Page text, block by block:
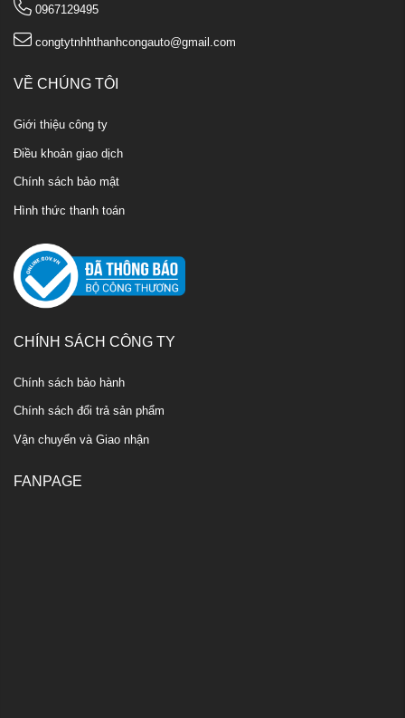
0967129495
congtytnhhthanhcongauto@gmail.com
VỀ CHÚNG TÔI
Giới thiệu công ty
Điều khoản giao dịch
Chính sách bảo mật
Hình thức thanh toán
CHÍNH SÁCH CÔNG TY
Chính sách bảo hành
Chính sách đổi trả sản phẩm
Vận chuyển và Giao nhận
FANPAGE